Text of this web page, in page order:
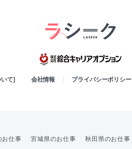
て] 会社情報 プライバシーポリシー
お仕事 宮城県のお仕事 秋田県のお仕事